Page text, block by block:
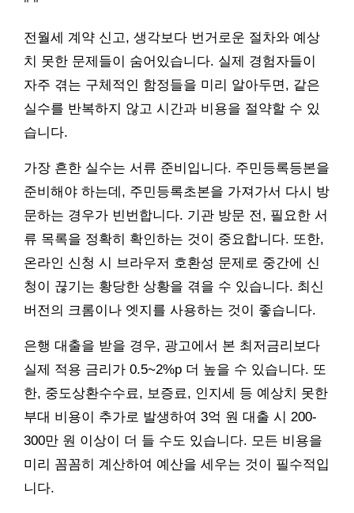
" "
전월세 계약 신고, 생각보다 번거로운 절차와 예상
치 못한 문제들이 숨어있습니다. 실제 경험자들이
자주 겪는 구체적인 함정들을 미리 알아두면, 같은
실수를 반복하지 않고 시간과 비용을 절약할 수 있
습니다.
가장 흔한 실수는 서류 준비입니다. 주민등록등본을
준비해야 하는데, 주민등록초본을 가져가서 다시 방
문하는 경우가 빈번합니다. 기관 방문 전, 필요한 서
류 목록을 정확히 확인하는 것이 중요합니다. 또한,
온라인 신청 시 브라우저 호환성 문제로 중간에 신
청이 끊기는 황당한 상황을 겪을 수 있습니다. 최신
버전의 크롬이나 엣지를 사용하는 것이 좋습니다.
은행 대출을 받을 경우, 광고에서 본 최저금리보다
실제 적용 금리가 0.5~2%p 더 높을 수 있습니다. 또
한, 중도상환수수료, 보증료, 인지세 등 예상치 못한
부대 비용이 추가로 발생하여 3억 원 대출 시 200-
300만 원 이상이 더 들 수도 있습니다. 모든 비용을
미리 꼼꼼히 계산하여 예산을 세우는 것이 필수적입
니다.